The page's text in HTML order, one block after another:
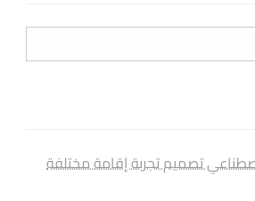
تصميم تجربة إقامة مختلفة